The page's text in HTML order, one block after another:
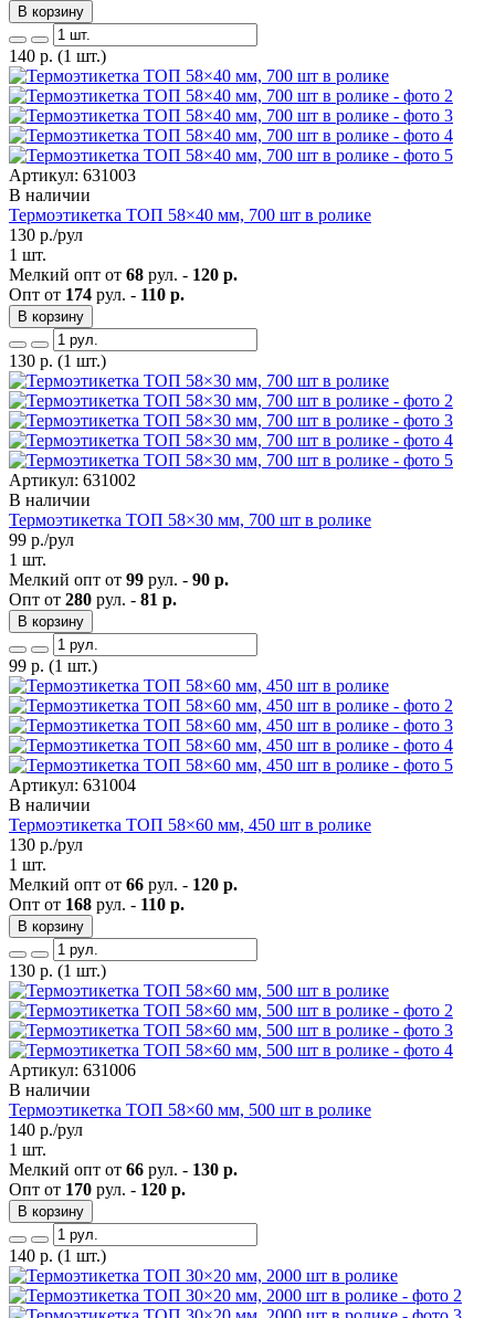
В корзину
140 р. (1 шт.)
Артикул: 631003
В наличии
Термоэтикетка ТОП 58×40 мм, 700 шт в ролике
130 р./рул
1 шт.
Мелкий опт от 68 рул. - 120 р.
Опт от 174 рул. - 110 р.
В корзину
130 р. (1 шт.)
Артикул: 631002
В наличии
Термоэтикетка ТОП 58×30 мм, 700 шт в ролике
99 р./рул
1 шт.
Мелкий опт от 99 рул. - 90 р.
Опт от 280 рул. - 81 р.
В корзину
99 р. (1 шт.)
Артикул: 631004
В наличии
Термоэтикетка ТОП 58×60 мм, 450 шт в ролике
130 р./рул
1 шт.
Мелкий опт от 66 рул. - 120 р.
Опт от 168 рул. - 110 р.
В корзину
130 р. (1 шт.)
Артикул: 631006
В наличии
Термоэтикетка ТОП 58×60 мм, 500 шт в ролике
140 р./рул
1 шт.
Мелкий опт от 66 рул. - 130 р.
Опт от 170 рул. - 120 р.
В корзину
140 р. (1 шт.)